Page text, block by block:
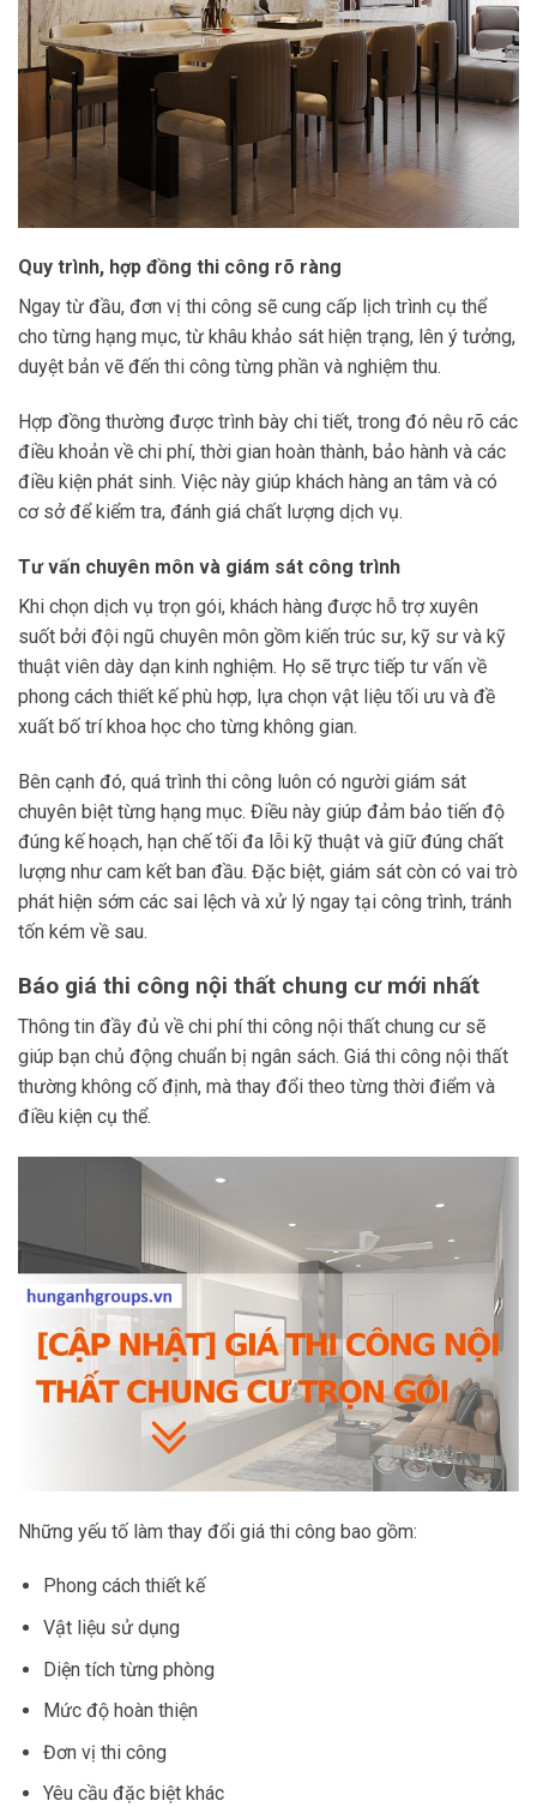
Quy trình, hợp đồng thi công rõ ràng
Ngay từ đầu, đơn vị thi công sẽ cung cấp lịch trình cụ thể
cho từng hạng mục, từ khâu khảo sát hiện trạng, lên ý tưởng,
duyệt bản vẽ đến thi công từng phần và nghiệm thu.
Hợp đồng thường được trình bày chi tiết, trong đó nêu rõ các
điều khoản về chi phí, thời gian hoàn thành, bảo hành và các
điều kiện phát sinh. Việc này giúp khách hàng an tâm và có
cơ sở để kiểm tra, đánh giá chất lượng dịch vụ.
Tư vấn chuyên môn và giám sát công trình
Khi chọn dịch vụ trọn gói, khách hàng được hỗ trợ xuyên
suốt bởi đội ngũ chuyên môn gồm kiến trúc sư, kỹ sư và kỹ
thuật viên dày dạn kinh nghiệm. Họ sẽ trực tiếp tư vấn về
phong cách thiết kế phù hợp, lựa chọn vật liệu tối ưu và đề
xuất bố trí khoa học cho từng không gian.
Bên cạnh đó, quá trình thi công luôn có người giám sát
chuyên biệt từng hạng mục. Điều này giúp đảm bảo tiến độ
đúng kế hoạch, hạn chế tối đa lỗi kỹ thuật và giữ đúng chất
lượng như cam kết ban đầu. Đặc biệt, giám sát còn có vai trò
phát hiện sớm các sai lệch và xử lý ngay tại công trình, tránh
tốn kém về sau.
Báo giá thi công nội thất chung cư mới nhất
Thông tin đầy đủ về chi phí thi công nội thất chung cư sẽ
giúp bạn chủ động chuẩn bị ngân sách. Giá thi công nội thất
thường không cố định, mà thay đổi theo từng thời điểm và
điều kiện cụ thể.
Những yếu tố làm thay đổi giá thi công bao gồm:
Phong cách thiết kế
Vật liệu sử dụng
Diện tích từng phòng
Mức độ hoàn thiện
Đơn vị thi công
Yêu cầu đặc biệt khác